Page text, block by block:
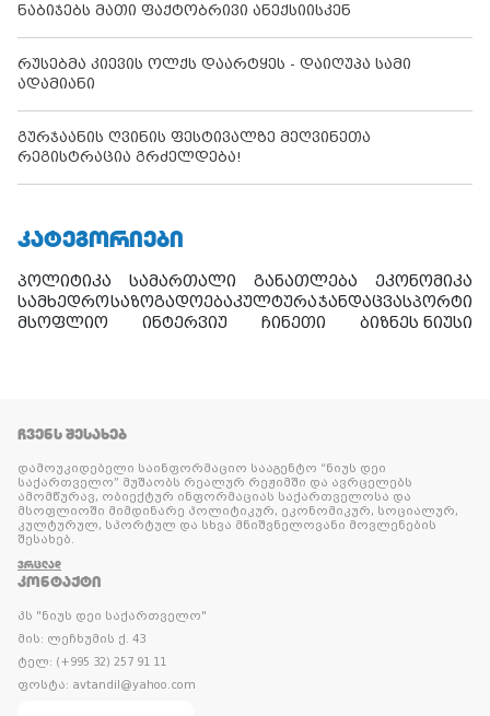
ნაბიჯებს მათი ფაქტობრივი ანექსიისკენ
რუსებმა კიევის ოლქს დაარტყეს - დაიღუპა სამი
ადამიანი
გურჯაანის ღვინის ფესტივალზე მეღვინეთა
რეგისტრაცია გრძელდება!
ᲙᲐᲢᲔᲒᲝᲠᲘᲔᲑᲘ
პოლიტიკა სამართალი განათლება
ეკონომიკა
სამხედროსაზოგადოებაკულტურაჯანდაცვასპორტი
მსოფლიო
ინტერვიუ ჩინეთი ბიზნეს ნიუსი
ᲩᲕᲔᲜᲡ ᲨᲔᲡᲐᲮᲔᲑ
დამოუკიდებელი საინფორმაციო სააგენტო “ნიუს დეი
საქართველო” მუშაობს რეალურ რეჟიმში და ავრცელებს
ამომწურავ, ობიექტურ ინფორმაციას საქართველოსა და
მსოფლიოში მიმდინარე პოლიტიკურ, ეკონომიკურ, სოციალურ,
კულტურულ, სპორტულ და სხვა მნიშვნელოვანი მოვლენების
შესახებ.
ᲕᲠᲪᲚᲐᲓ
ᲙᲝᲜᲢᲐᲥᲢᲘ
პს "ნიუს დეი საქართველო"
მის: ლეჩხუმის ქ. 43
ტელ: (+995 32) 257 91 11
ფოსტა: avtandil@yahoo.com